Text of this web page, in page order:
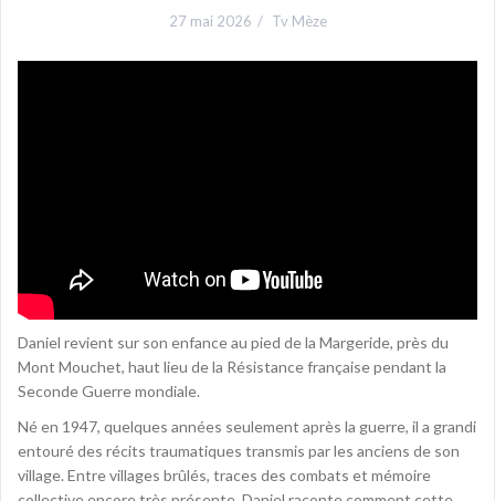
27 mai 2026 Tv Mèze
Daniel revient sur son enfance au pied de la Margeride, près du
Mont Mouchet, haut lieu de la Résistance française pendant la
Seconde Guerre mondiale.
Né en 1947, quelques années seulement après la guerre, il a grandi
entouré des récits traumatiques transmis par les anciens de son
village. Entre villages brûlés, traces des combats et mémoire